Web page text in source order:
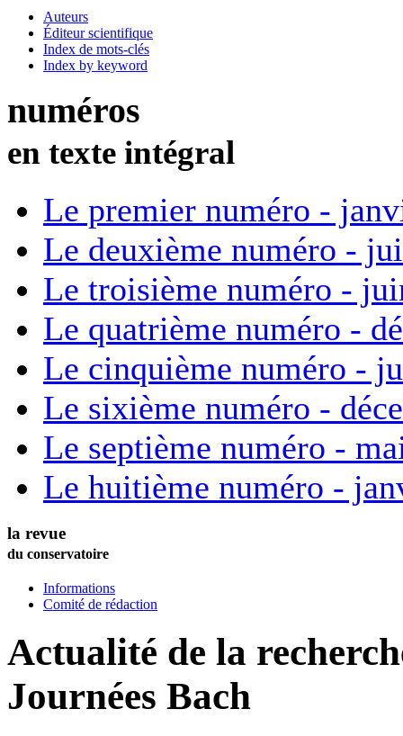
Auteurs
Éditeur scientifique
Index de mots-clés
Index by keyword
numéros
en texte intégral
Le premier numéro -
Le deuxième numéro -
Le troisième numéro -
Le quatrième numéro -
Le cinquième numéro -
Le sixième numéro -
Le septième numéro -
Le huitième numéro -
la revue
du conservatoire
Informations
Comité de rédaction
Actualité de la
Journées Bach